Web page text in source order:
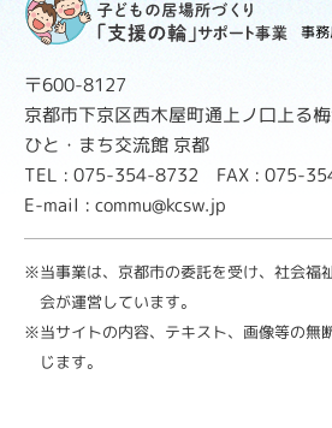
事
〒600-8127
京都市下京区西木屋町通上ノ口上る
ひと・まち交流館 京都
TEL : 075-354-8732 FAX : 075-
E-mail : commu@kcsw.jp
※当事業は、京都市の委託を受け、社会福
会が運営しています。
※当サイトの内容、テキスト、画像等の無
じます。